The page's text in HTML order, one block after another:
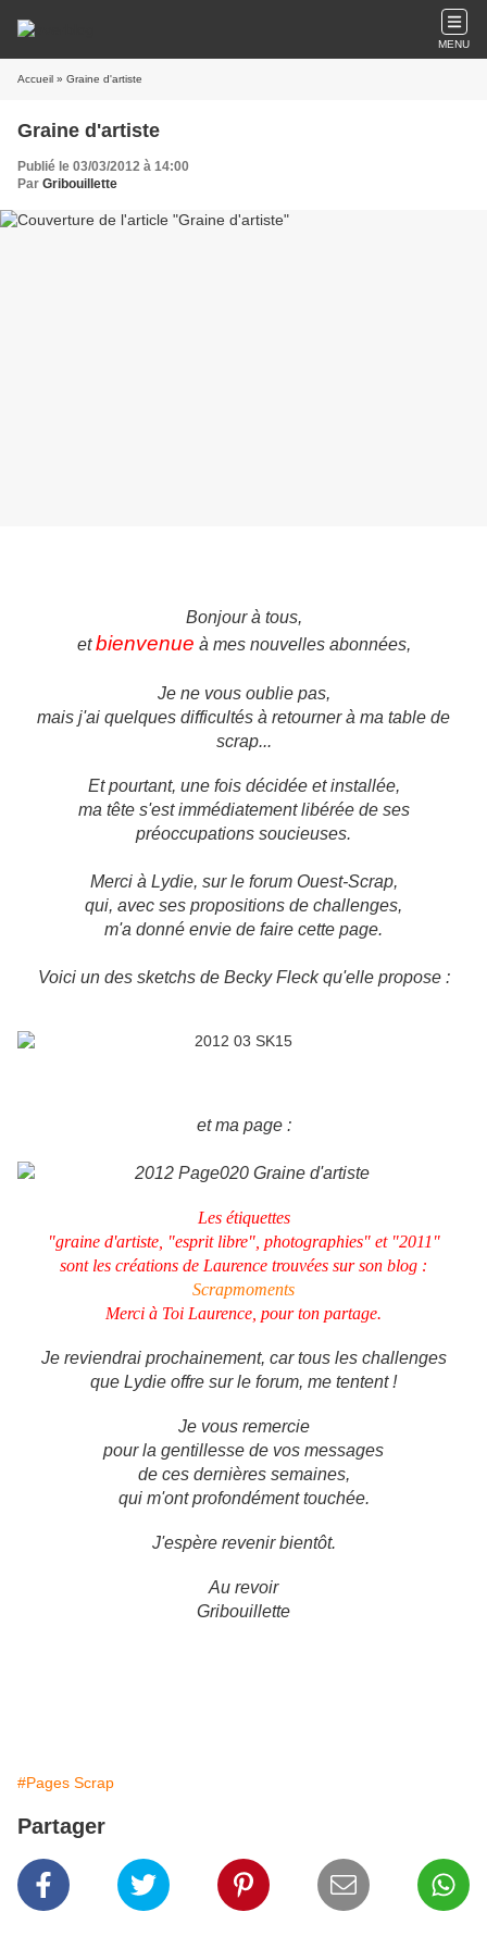
MENU
Accueil » Graine d'artiste
Graine d'artiste
Publié le 03/03/2012 à 14:00
Par Gribouillette
Bonjour à tous,
etbienvenue à mes nouvelles abonnées,
Je ne vous oublie pas,
mais j'ai quelques difficultés à retourner à ma table de
scrap...
Et pourtant, une fois décidée et installée,
ma tête s'est immédiatement libérée de ses
préoccupations soucieuses.
Merci à Lydie, sur le forum Ouest-Scrap,
qui, avec ses propositions de challenges,
m'a donné envie de faire cette page.
Voici un des sketchs de Becky Fleck qu'elle propose :
et ma page :
Les étiquettes
"graine d'artiste, "esprit libre", photographies" et "2011"
sont les créations de Laurence trouvées sur son blog :
Scrapmoments
Merci à Toi Laurence, pour ton partage.
Je reviendrai prochainement, car tous les challenges
que Lydie offre sur le forum, me tentent !
Je vous remercie
pour la gentillesse de vos messages
de ces dernières semaines,
qui m'ont profondément touchée.
J'espère revenir bientôt.
Au revoir
Gribouillette
#Pages Scrap
Partager